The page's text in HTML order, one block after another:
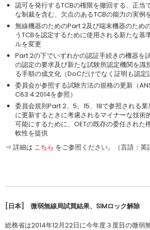
認可を発行するTCBの権限を撤回する、正当
な制裁を含む、欠点のあるTCBの能力の実例
無線機器のためのPart 2及び端末機器のため
うTCBを認定するために使用される新たな基
ルを変更
Part 2の下でいずれかの認証手続きの機器を
の認定の要求及び新たな試験所認定機関を識
る手順の成文化（DoCだけでなく証明も認定
委員会が参照する試験方法の規格の更新（
C63.4:2014を参照）
委員会規則Part 2、5、15、18で参照される
に更新するときに考慮されるマイナーな技術
可能にするために、OETの既存の委任された
軟性を提供
⇒ 詳細は こちら をご参照ください。（言語：英
[日本] 微弱無線局試買結果、 SIMロック解除
総務省は2014年12月22日に今年度３度目の微弱